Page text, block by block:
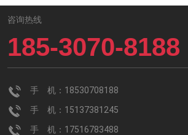
咨询热线
185-3070-8188
手 机：18530708188
手 机：15137381245
手 机：17516783488